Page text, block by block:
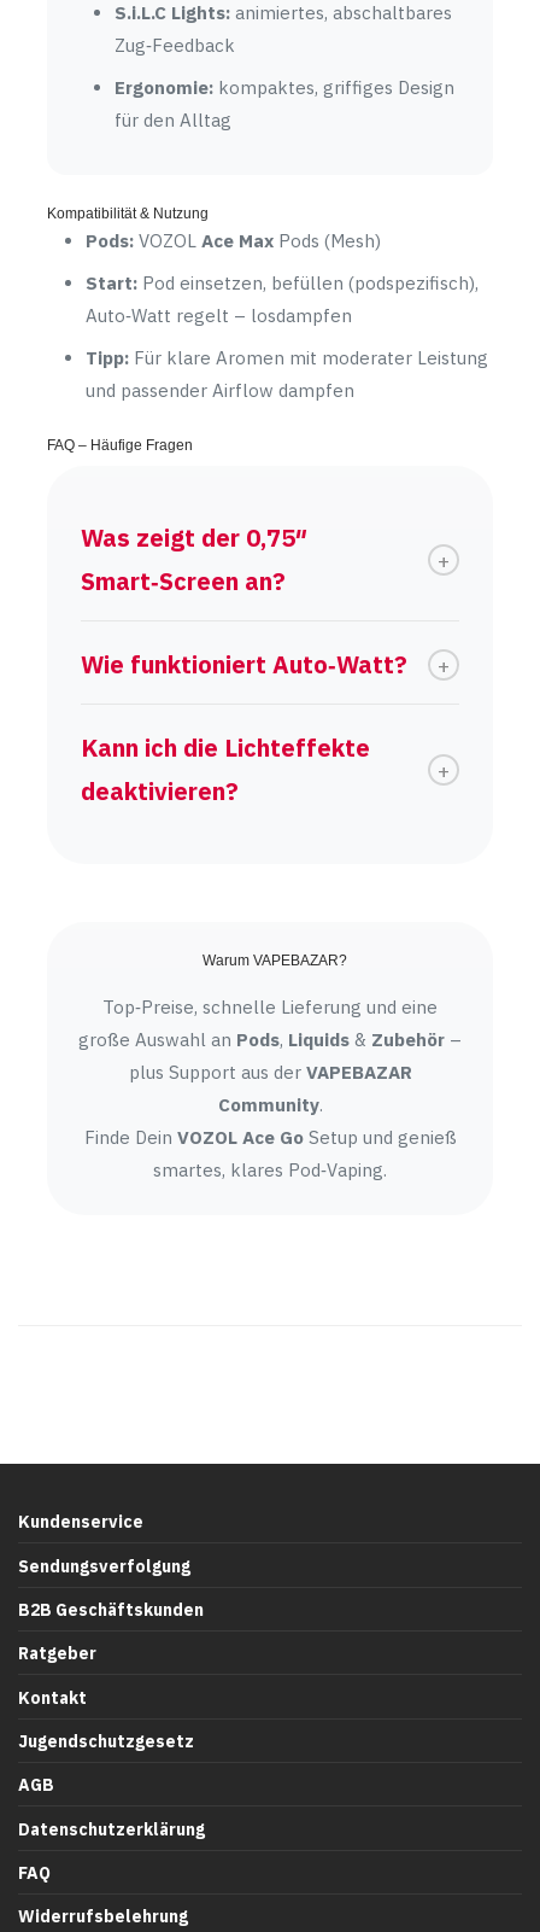
S.i.L.C Lights: animiertes, abschaltbares
Zug‑Feedback
Ergonomie: kompaktes, griffiges Design
für den Alltag
Kompatibilität & Nutzung
Pods: VOZOL Ace Max Pods (Mesh)
Start: Pod einsetzen, befüllen (podspezifisch),
Auto‑Watt regelt – losdampfen
Tipp: Für klare Aromen mit moderater Leistung
und passender Airflow dampfen
FAQ – Häufige Fragen
Was zeigt der 0,75″
Smart‑Screen an?
Wie funktioniert Auto‑Watt?
Kann ich die Lichteffekte
deaktivieren?
Warum VAPEBAZAR?
Top‑Preise, schnelle Lieferung und eine
große Auswahl an Pods, Liquids & Zubehör –
plus Support aus der VAPEBAZAR
Community.
Finde Dein VOZOL Ace GoSetup und genieß
smartes, klares Pod‑Vaping.
Kundenservice
Sendungsverfolgung
B2B Geschäftskunden
Ratgeber
Kontakt
Jugendschutzgesetz
AGB
Datenschutzerklärung
FAQ
Widerrufsbelehrung